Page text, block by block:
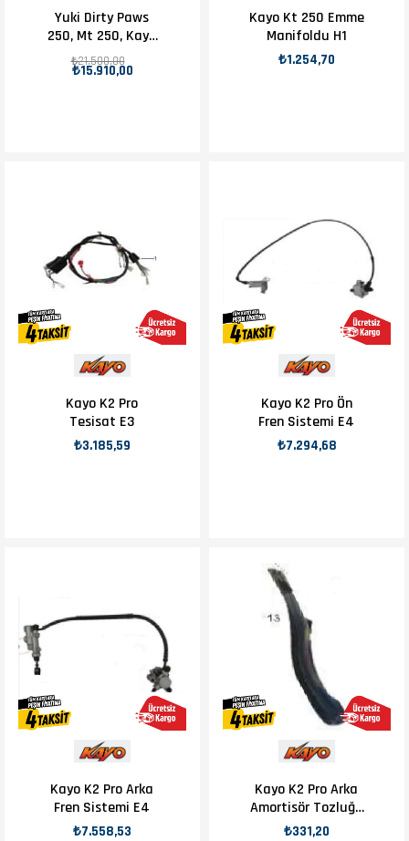
Yuki Dirty Paws
250, Mt 250, Kayo
250, Memnun 250
2-T Orjinal Silindir
₺15.910,00
₺21.500,00
Kayo Kt 250 Emme
Manifoldu H1
₺1.254,70
Kayo K2 Pro
Tesisat E3
₺3.185,59
Kayo K2 Pro Ön
Fren Sistemi E4
₺7.294,68
Kayo K2 Pro Arka
Fren Sistemi E4
₺7.558,53
Kayo K2 Pro Arka
Amortisör Tozluğu
E4
₺331,20